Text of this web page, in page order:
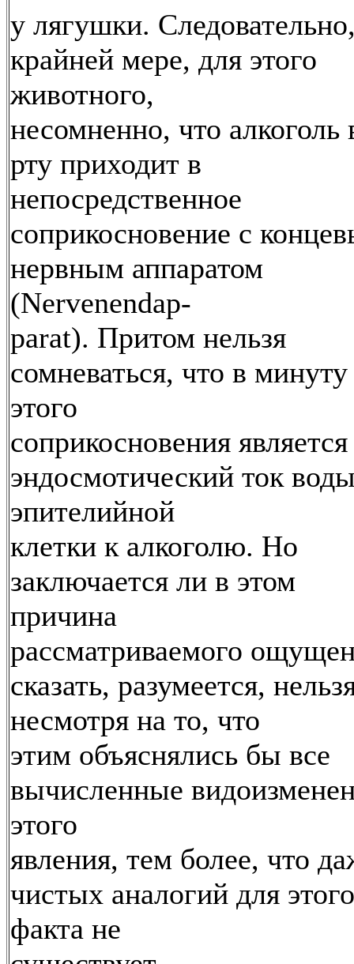
у лягушки.
крайней мере, для этого
животного,
несомненно, что алкоголь
рту приходит в
непосредственное
соприкосновение с
нервным аппаратом
(Nervenendap-
parat). Притом нельзя
сомневаться, что в минуту
этого
соприкосновения является
эндосмотический ток
эпителийной
клетки к алкоголю. Но
заключается ли в этом
причина
рассматриваемого
сказать, разумеется,
несмотря на то, что
этим объяснялись бы все
вычисленные
этого
явления, тем более, что
чистых аналогий для этого
факта не